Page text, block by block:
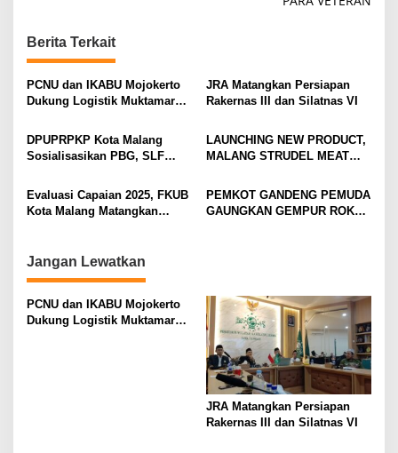
n
a
v
g
a
t
i
n
Berita Terkait
PCNU dan IKABU Mojokerto
Dukung Logistik Muktamar
JRA Matangkan Persiapan
Rakernas III dan Silatnas VI
DPUPRPKP Kota Malang
Sosialisasikan PBG, SLF
SPPG
LAUNCHING NEW PRODUCT,
MALANG STRUDEL MEAT
Evaluasi Capaian 2025, FKUB
Kota Malang Matangkan
PEMKOT GANDENG PEMUDA
GAUNGKAN GEMPUR ROKOK
Jangan Lewatkan
PCNU dan IKABU Mojokerto
Dukung Logistik Muktamar
JRA Matangkan Persiapan
Rakernas III dan Silatnas VI